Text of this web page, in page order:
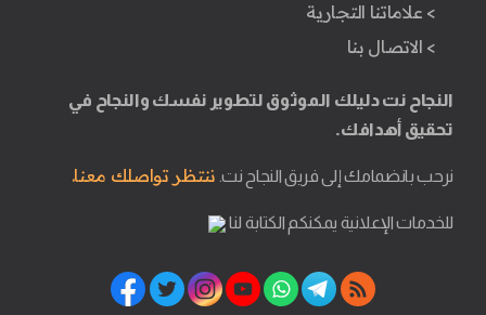
> علاماتنا التجارية
> الاتصال بنا
النجاح نت دليلك الموثوق لتطوير نفسك والنجاح في
تحقيق أهدافك.
نرحب بانضمامك إلى فريق النجاح نت. ننتظر تواصلك معنا.
للخدمات الإعلانية يمكنكم الكتابة لنا